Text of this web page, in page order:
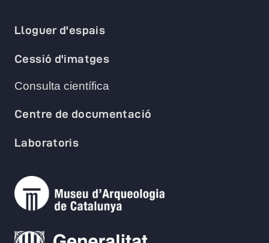
Lloguer d'espais
Cessió d'imatges
Consulta científica
Centre de documentació
Laboratoris